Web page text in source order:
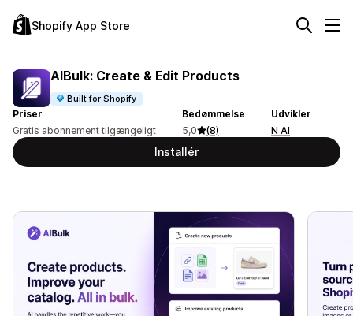
Shopify App Store
AIBulk: Create & Edit Products
Built for Shopify
Priser
Gratis abonnement tilgængeligt
Bedømmelse
5,0
(8)
Udvikler
N AI
Installér